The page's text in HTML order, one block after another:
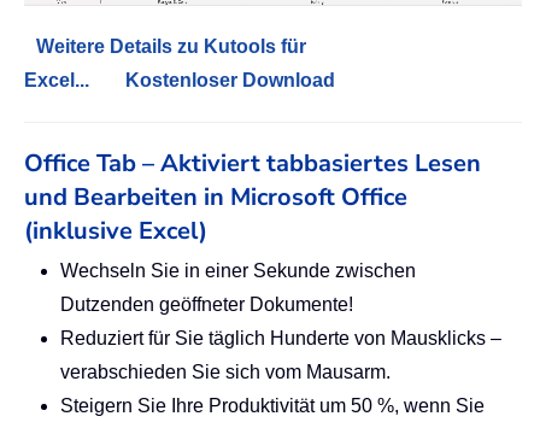
Weitere Details zu Kutools für
Excel...
Kostenloser Download
Office Tab – Aktiviert tabbasiertes Lesen
und Bearbeiten in Microsoft Office
(inklusive Excel)
Wechseln Sie in einer Sekunde zwischen
Dutzenden geöffneter Dokumente!
Reduziert für Sie täglich Hunderte von Mausklicks –
verabschieden Sie sich vom Mausarm.
Steigern Sie Ihre Produktivität um 50 %, wenn Sie